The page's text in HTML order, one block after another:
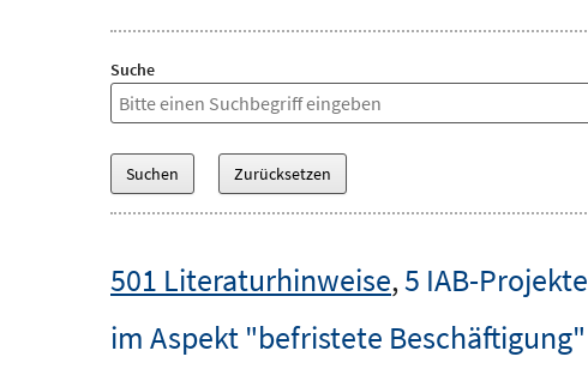
Suche
501 Literaturhinweise,5 IAB-Projekte
im Aspekt "befristete Beschäftigung"